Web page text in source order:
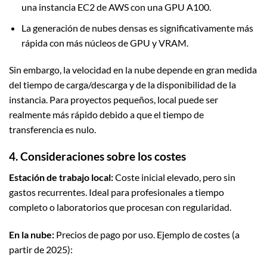
una instancia EC2 de AWS con una GPU A100.
La generación de nubes densas es significativamente más
rápida con más núcleos de GPU y VRAM.
Sin embargo, la velocidad en la nube depende en gran medida
del tiempo de carga/descarga y de la disponibilidad de la
instancia. Para proyectos pequeños, local puede ser
realmente más rápido debido a que el tiempo de
transferencia es nulo.
4. Consideraciones sobre los costes
Estación de trabajo local:Coste inicial elevado, pero sin
gastos recurrentes. Ideal para profesionales a tiempo
completo o laboratorios que procesan con regularidad.
En la nube: Precios de pago por uso. Ejemplo de costes (a
partir de 2025):